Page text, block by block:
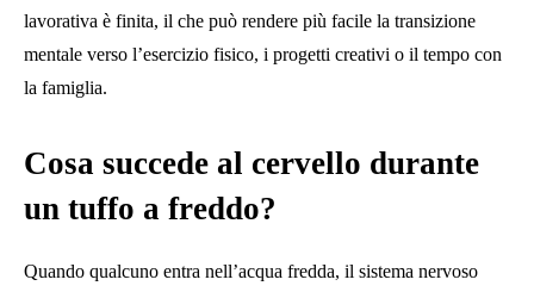
lavorativa è finita, il che può rendere più facile la transizione
mentale verso l’esercizio fisico, i progetti creativi o il tempo con
la famiglia.
Cosa succede al cervello durante
un tuffo a freddo?
Quando qualcuno entra nell’acqua fredda, il sistema nervoso